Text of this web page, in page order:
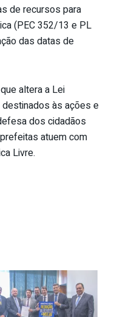
de recursos para
(PEC 352/13 e PL
das datas de
altera a Lei
às ações e
dos cidadãos
atuem com
Livre.